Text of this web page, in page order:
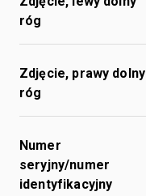
róg
Zdjęcie, prawy dolny
róg
Numer
seryjny/numer
identyfikacyjny